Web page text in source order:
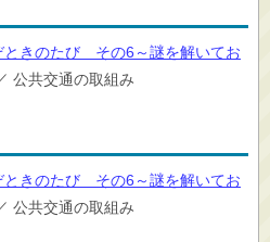
ときのたび その6～謎を解いてお
公共交通の取組み
ときのたび その6～謎を解いてお
公共交通の取組み